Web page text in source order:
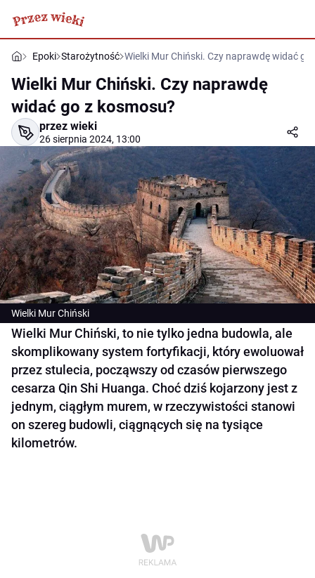
Epoki Starożytność Wielki Mur Chiński. Czy naprawdę widać go
Wielki Mur Chiński. Czy naprawdę
widać go z kosmosu?
przez wieki
26 sierpnia 2024, 13:00
Wielki Mur Chiński
Wielki Mur Chiński, to nie tylko jedna budowla, ale
skomplikowany system fortyfikacji, który ewoluował
przez stulecia, począwszy od czasów pierwszego
cesarza Qin Shi Huanga. Choć dziś kojarzony jest z
jednym, ciągłym murem, w rzeczywistości stanowi
on szereg budowli, ciągnących się na tysiące
kilometrów.